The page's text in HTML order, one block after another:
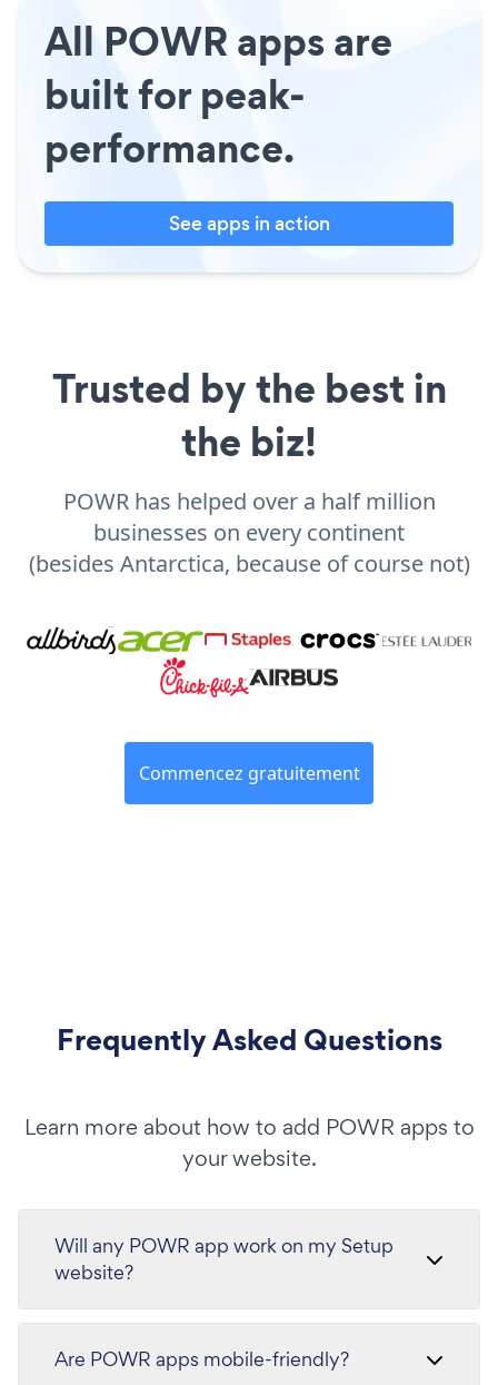
All POWR apps are
built for peak-
performance.
See apps in action
Trusted by the best in
the biz!
POWR has helped over a half million
businesses on every continent
(besides Antarctica, because of course not)
Commencez gratuitement
Frequently Asked Questions
Learn more about how to add POWR apps to
your website.
Will any POWR app work on my Setup
website?
Are POWR apps mobile-friendly?